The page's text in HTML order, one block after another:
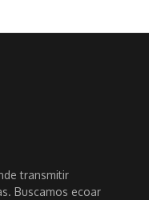
transmitir
Buscamos ecoar